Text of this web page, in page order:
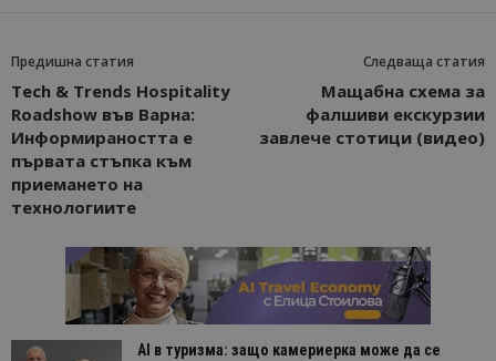
Предишна статия
Tech & Trends Hospitality
Roadshow във Варна:
Информираността е
първата стъпка към
приемането на
технологиите
Следваща статия
Мащабна схема за
фалшиви екскурзии
завлече стотици (видео)
AI в туризма: защо камериерка може да се